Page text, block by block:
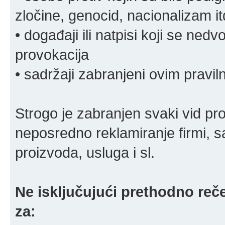
zločine, genocid, nacionalizam
• događaji ili natpisi koji se
provokacija
• sadržaji zabranjeni ovim
Strogo je zabranjen svaki vid
neposredno reklamiranje firmi,
proizvoda, usluga i sl.
Ne isključujući prethodno
za: